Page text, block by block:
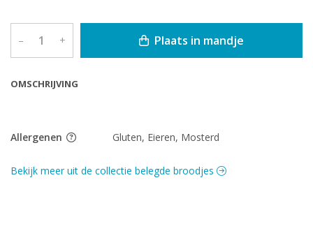
OMSCHRIJVING
– + Plaats in mandje
Allergenen Gluten, Eieren, Mosterd
Bekijk meer uit de collectie belegde broodjes